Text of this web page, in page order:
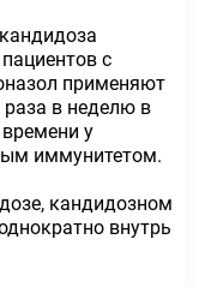
с
применяют
раза в неделю в
у
иммунитетом.
кандидозном
внутрь